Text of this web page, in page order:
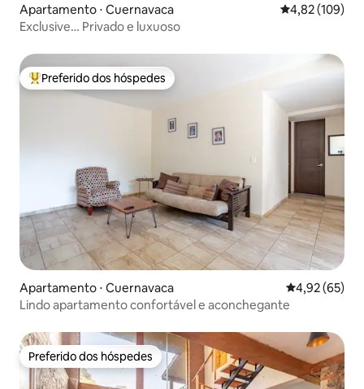
Apartamento ⋅ Cuernavaca 4,82 de uma
4,82 (109)
Exclusive… Privado e luxuoso
Entre os melhores preferidos dos hóspedes
Preferido dos hóspedes
Apartamento ⋅ Cuernavaca 4,92 de uma
4,92 (65)
Lindo apartamento confortável e aconchegante
Preferido dos hóspedes
Preferido dos hóspedes